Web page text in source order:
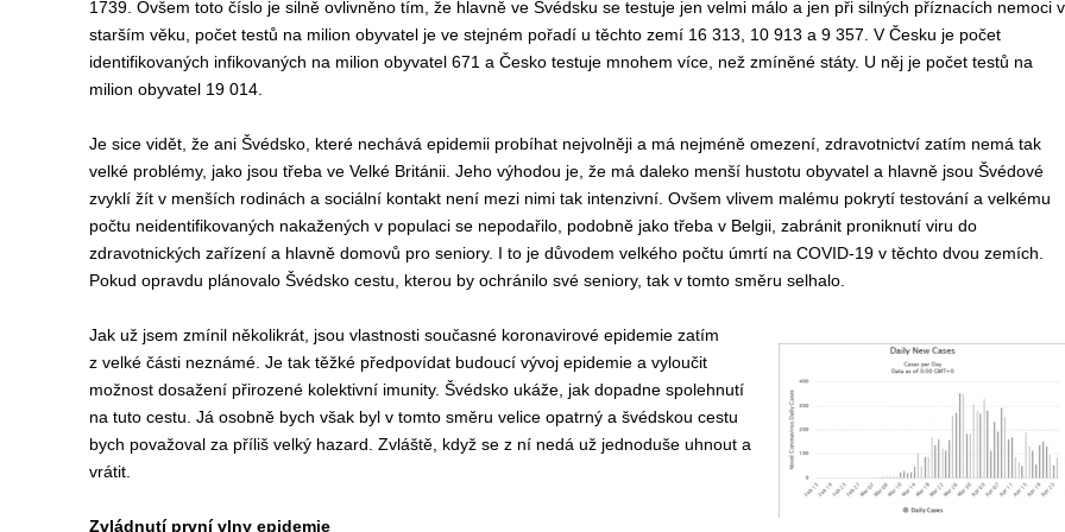
1739. Ovšem toto číslo je silně ovlivněno tím, že hlavně ve Švédsku se testuje jen velmi málo a jen při silných příznacích nemoci
starším věku, počet testů na milion obyvatel je ve stejném pořadí u těchto zemí 16 313, 10 913 a 9 357. V Česku je počet
identifikovaných infikovaných na milion obyvatel 671 a Česko testuje mnohem více, než zmíněné státy. U něj je počet testů na
milion obyvatel 19 014.
Je sice vidět, že ani Švédsko, které nechává epidemii probíhat nejvolněji a má nejméně omezení, zdravotnictví zatím nemá tak
velké problémy, jako jsou třeba ve Velké Británii. Jeho výhodou je, že má daleko menší hustotu obyvatel a hlavně jsou Švédové
zvyklí žít v menších rodinách a sociální kontakt není mezi nimi tak intenzivní. Ovšem vlivem malému pokrytí testování a velkému
počtu neidentifikovaných nakažených v populaci se nepodařilo, podobně jako třeba v Belgii, zabránit proniknutí viru do
zdravotnických zařízení a hlavně domovů pro seniory. I to je důvodem velkého počtu úmrtí na COVID-19 v těchto dvou zemích.
Pokud opravdu plánovalo Švédsko cestu, kterou by ochránilo své seniory, tak v tomto směru selhalo.
Jak už jsem zmínil několikrát, jsou vlastnosti současné koronavirové epidemie zatím
z velké části neznámé. Je tak těžké předpovídat budoucí vývoj epidemie a vyloučit
možnost dosažení přirozené kolektivní imunity. Švédsko ukáže, jak dopadne spolehnutí
na tuto cestu. Já osobně bych však byl v tomto směru velice opatrný a švédskou cestu
bych považoval za příliš velký hazard. Zvláště, když se z ní nedá už jednoduše uhnout a
vrátit.
Zvládnutí první vlny epidemie